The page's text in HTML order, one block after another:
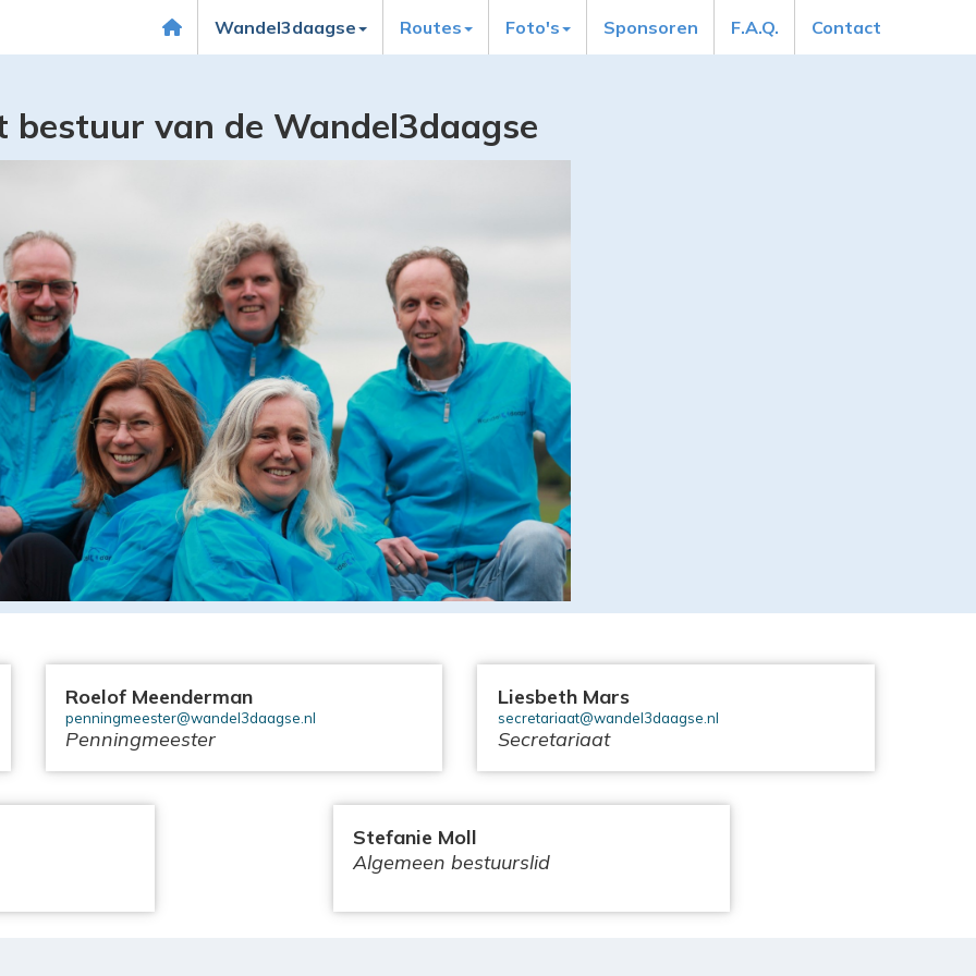
Wandel3daagse Routes Foto's Sponsoren F.A.Q. Contact
bestuur van de Wandel3daagse
Roelof Meenderman
penningmeester@wandel3daagse.nl
Penningmeester
Liesbeth Mars
secretariaat@wandel3daagse.nl
Secretariaat
Stefanie Moll
Algemeen bestuurslid